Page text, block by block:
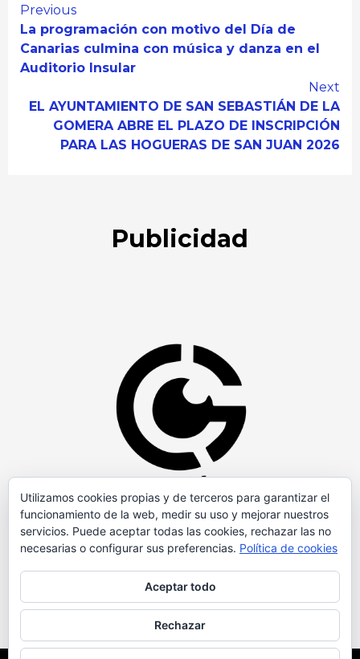
Continue
Reading
Previous
La programación con motivo del Día de
Canarias culmina con música y danza en el
Auditorio Insular
Next
EL AYUNTAMIENTO DE SAN SEBASTIÁN DE LA
GOMERA ABRE EL PLAZO DE INSCRIPCIÓN
PARA LAS HOGUERAS DE SAN JUAN 2026
Publicidad
Utilizamos cookies propias y de terceros para garantizar el
funcionamiento de la web, medir su uso y mejorar nuestros
servicios. Puede aceptar todas las cookies, rechazar las no
necesarias o configurar sus preferencias. Política de cookies
Aceptar todo
Rechazar